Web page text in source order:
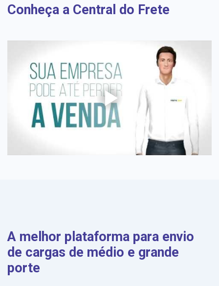
Conheça a Central do Frete
A melhor plataforma para envio
de cargas de médio e grande
porte